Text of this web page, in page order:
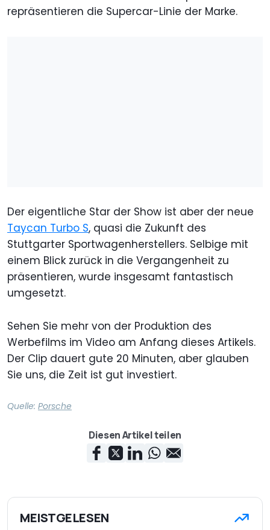
repräsentieren die Supercar-Linie der Marke.
Der eigentliche Star der Show ist aber der neue
Taycan Turbo S, quasi die Zukunft des
Stuttgarter Sportwagenherstellers. Selbige mit
einem Blick zurück in die Vergangenheit zu
präsentieren, wurde insgesamt fantastisch
umgesetzt.
Sehen Sie mehr von der Produktion des
Werbefilms im Video am Anfang dieses Artikels.
Der Clip dauert gute 20 Minuten, aber glauben
Sie uns, die Zeit ist gut investiert.
Quelle: Porsche
Diesen Artikel teilen
MEISTGELESEN